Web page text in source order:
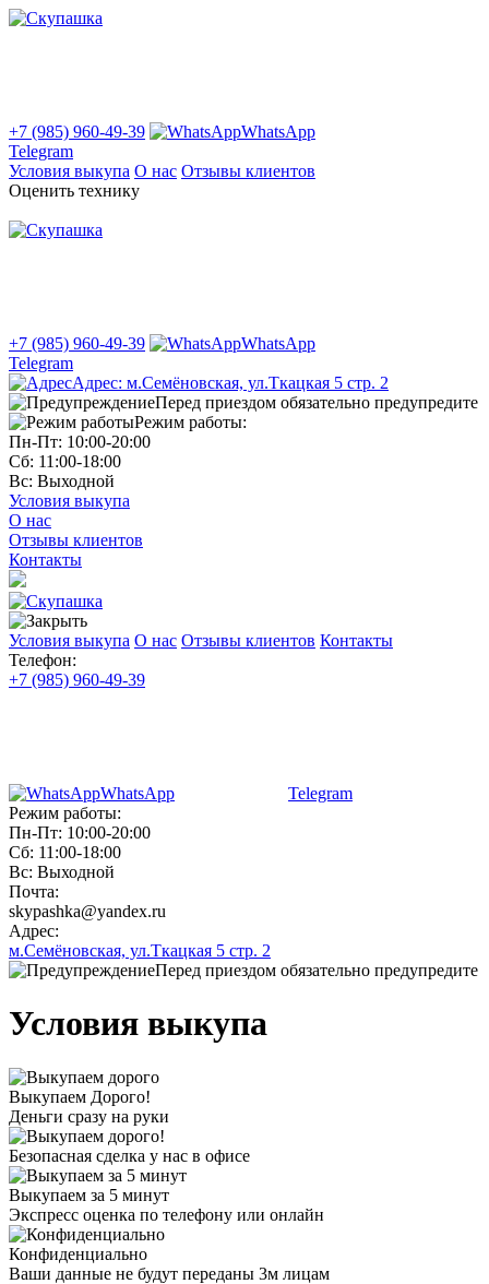
+7 (985) 960-49-39
WhatsApp
Telegram
Условия выкупа О нас Отзывы клиентов
Оценить технику
+7 (985) 960-49-39
WhatsApp
Telegram
Адрес: м.Семёновская, ул.Ткацкая 5 стр. 2
Перед приездом обязательно предупредите
Режим работы:
Пн-Пт: 10:00-20:00
Сб: 11:00-18:00
Вс: Выходной
Условия выкупа
О нас
Отзывы клиентов
Контакты
Условия выкупа О нас Отзывы клиентов Контакты
Телефон:
+7 (985) 960-49-39
WhatsApp
Telegram
Режим работы:
Пн-Пт: 10:00-20:00
Сб: 11:00-18:00
Вс: Выходной
Почта:
skypashka@yandex.ru
Адрес:
м.Семёновская, ул.Ткацкая 5 стр. 2
Перед приездом обязательно предупредите
Условия выкупа
Выкупаем Дорого!
Деньги сразу на руки
Безопасная сделка у нас в офисе
Выкупаем за 5 минут
Экспресс оценка по телефону или онлайн
Конфиденциально
Ваши данные не будут переданы 3м лицам